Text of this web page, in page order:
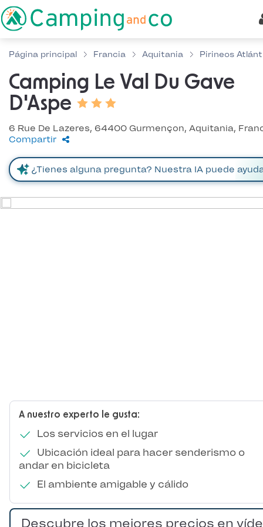
Página principal Francia Aquitania Pirineos
Camping Le Val Du Gave
D'Aspe
6 Rue De Lazeres, 64400 Gurmençon, Aquitania,
Compartir
A nuestro experto le gusta:
Los servicios en el lugar
Ubicación ideal para hacer senderismo o
andar en bicicleta
El ambiente amigable y cálido
Descubre los mejores precios en